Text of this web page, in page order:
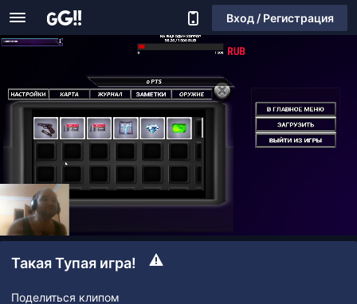
Вход / Регистрация
Такая Тупая игра!
Поделиться клипом